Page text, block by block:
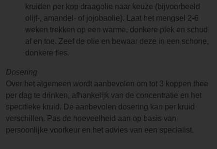
kruiden per kop draagolie naar keuze (bijvoorbeeld
olijf-, amandel- of jojobaolie). Laat het mengsel 2-6
weken trekken op een warme, donkere plek en schud
af en toe. Zeef de olie en bewaar deze in een schone,
donkere fles.
Dosering
Over het algemeen wordt aanbevolen om tot 3 koppen thee
per dag te drinken, afhankelijk van de concentratie en het
specifieke kruid. De aanbevolen dosering kan per kruid
verschillen. Pas de hoeveelheid aan op basis van
persoonlijke voorkeur en het advies van een specialist.